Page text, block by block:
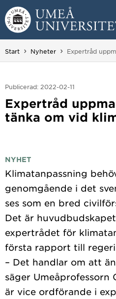
Hoppa direkt till innehållet
Huvudmenyn dold.
Start Nyheter Du är här:
Expertråd
Publicerad: 2022-02-11
Expertråd
tänka om vid
NYHET
Klimatanpassning
genomgående i det
ses som en bred
Det är
expertrådet för
första rapport till
– Det handlar om att
säger Umeåprofessorn
är vice ordförande i